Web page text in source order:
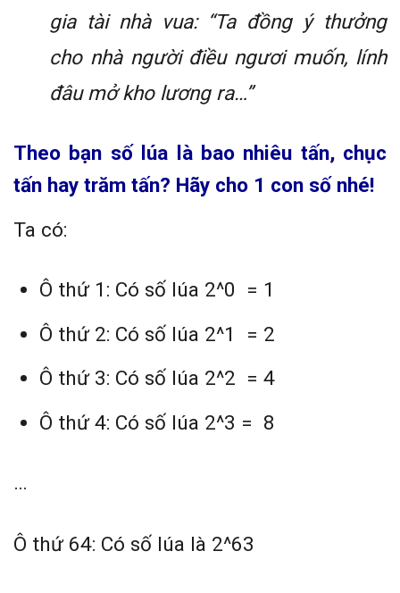
gia tài nhà vua: “Ta đồng ý thưởng
cho nhà người điều ngươi muốn, lính
đâu mở kho lương ra…”
Theo bạn số lúa là bao nhiêu tấn, chục
tấn hay trăm tấn? Hãy cho 1 con số nhé!
Ta có:
Ô thứ 1: Có số lúa 2^0 = 1
Ô thứ 2: Có số lúa 2^1 = 2
Ô thứ 3: Có số lúa 2^2 = 4
Ô thứ 4: Có số lúa 2^3 = 8
…
Ô thứ 64: Có số lúa là 2^63